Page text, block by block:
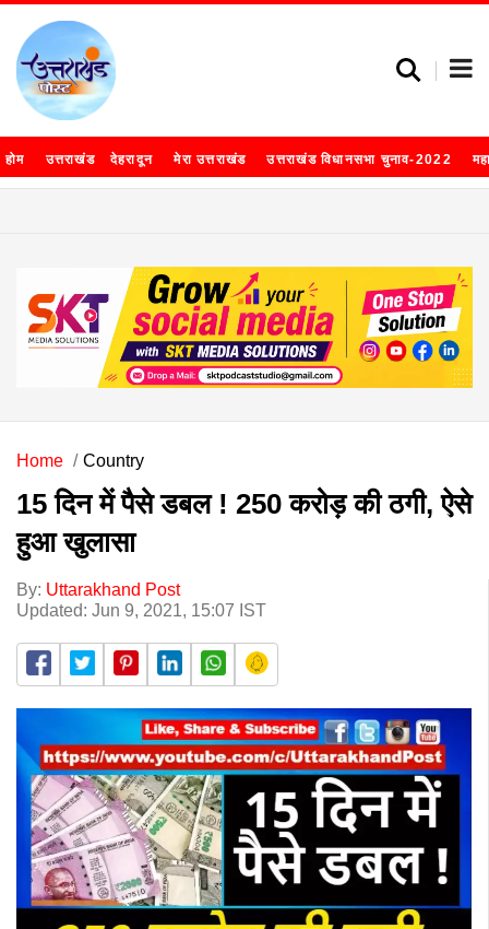
होम उत्तराखंड देहरादून मेरा उत्तराखंड उत्तराखंड विधानसभा चुनाव-2022
Home Country
15 दिन में पैसे डबल ! 250 करोड़ की ठगी, ऐसे
हुआ खुलासा
By: Uttarakhand Post
Updated: Jun 9, 2021, 15:07 IST